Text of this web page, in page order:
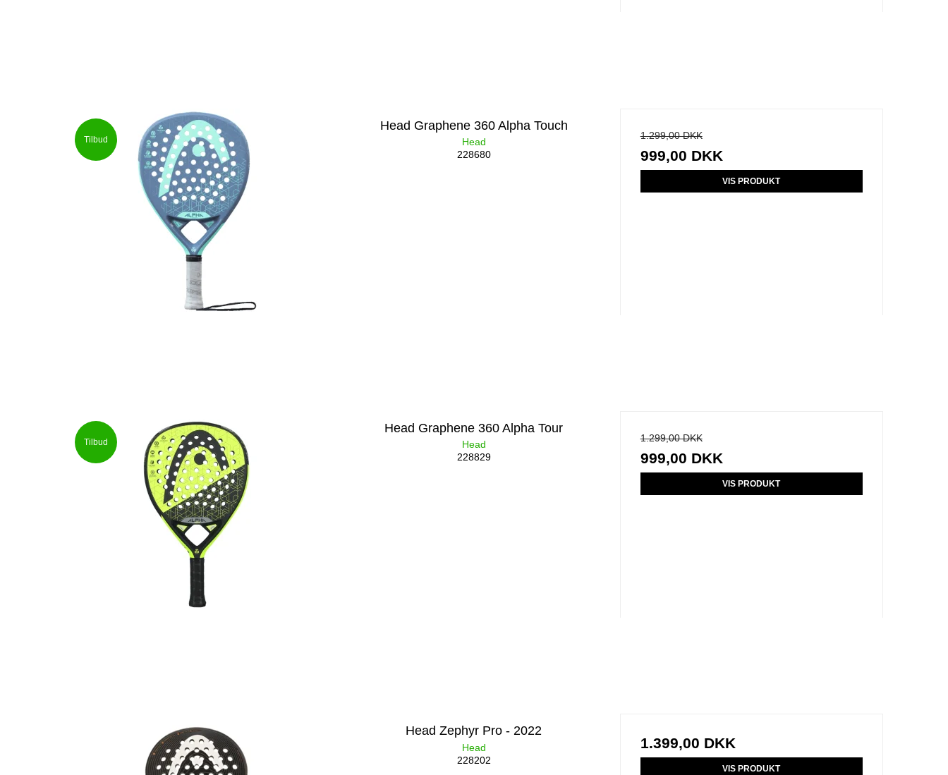
Tilbud
Head Graphene 360 Alpha Touch
Head
228680
1.299,00 DKK
999,00 DKK
VIS PRODUKT
Tilbud
Head Graphene 360 Alpha Tour
Head
228829
1.299,00 DKK
999,00 DKK
VIS PRODUKT
Head Zephyr Pro - 2022
Head
228202
1.399,00 DKK
VIS PRODUKT